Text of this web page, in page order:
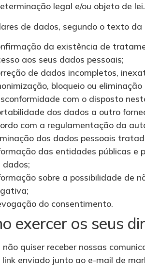
legal e/ou objeto de lei.
de dados, segundo o texto da
da existência de
aos seus dados pessoais;
de dados incompletos,
bloqueio ou
com o disposto
dos dados a outro
com a regulamentação da
dos dados pessoais
das entidades públicas e
dados;
sobre a possibilidade de
do consentimento.
exercer os seus
não quiser receber nossas
link enviado junto ao e-mail de